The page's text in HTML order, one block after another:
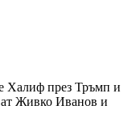
Халиф през Тръмп и
Живко Иванов и